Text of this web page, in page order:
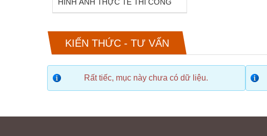
HÌNH ẢNH THỰC TẾ THI CÔNG
KIẾN THỨC - TƯ VẤN
Rất tiếc, mục này chưa có dữ liệu.